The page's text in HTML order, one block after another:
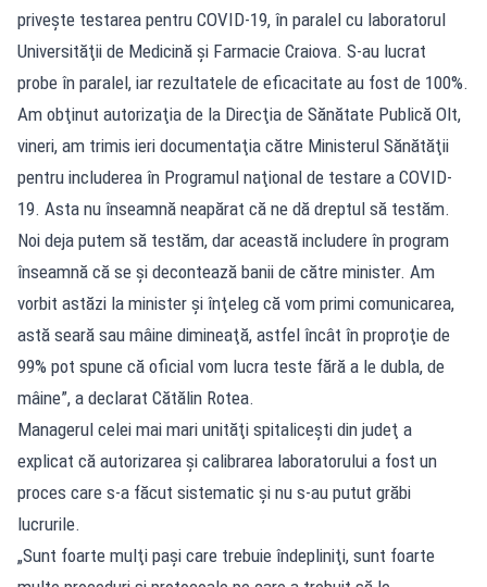
priveşte testarea pentru COVID-19, în paralel cu laboratorul
Universităţii de Medicină şi Farmacie Craiova. S-au lucrat
probe în paralel, iar rezultatele de eficacitate au fost de 100%.
Am obţinut autorizaţia de la Direcţia de Sănătate Publică Olt,
vineri, am trimis ieri documentaţia către Ministerul Sănătăţii
pentru includerea în Programul naţional de testare a COVID-
19. Asta nu înseamnă neapărat că ne dă dreptul să testăm.
Noi deja putem să testăm, dar această includere în program
înseamnă că se şi decontează banii de către minister. Am
vorbit astăzi la minister şi înţeleg că vom primi comunicarea,
astă seară sau mâine dimineaţă, astfel încât în proproţie de
99% pot spune că oficial vom lucra teste fără a le dubla, de
mâine”, a declarat Cătălin Rotea.
Managerul celei mai mari unităţi spitaliceşti din judeţ a
explicat că autorizarea şi calibrarea laboratorului a fost un
proces care s-a făcut sistematic şi nu s-au putut grăbi
lucrurile.
„Sunt foarte mulţi paşi care trebuie îndepliniţi, sunt foarte